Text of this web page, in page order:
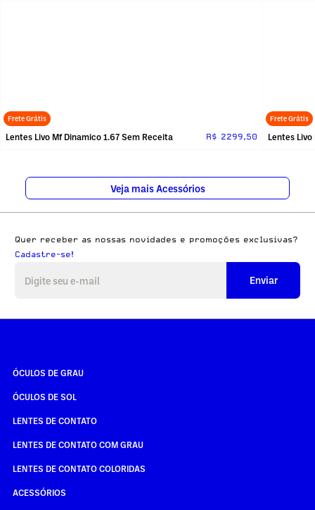
Frete Grátis
Lentes Livo Mf Dinamico 1.67 Sem Receita R$ 2299,50
Frete Grátis
Lentes
Veja mais Acessórios
Quer receber as nossas novidades e promoções exclusivas?
Cadastre-se!
Enviar
ÓCULOS DE GRAU
ÓCULOS DE SOL
LENTES DE CONTATO
LENTES DE CONTATO COM GRAU
LENTES DE CONTATO COLORIDAS
ACESSÓRIOS